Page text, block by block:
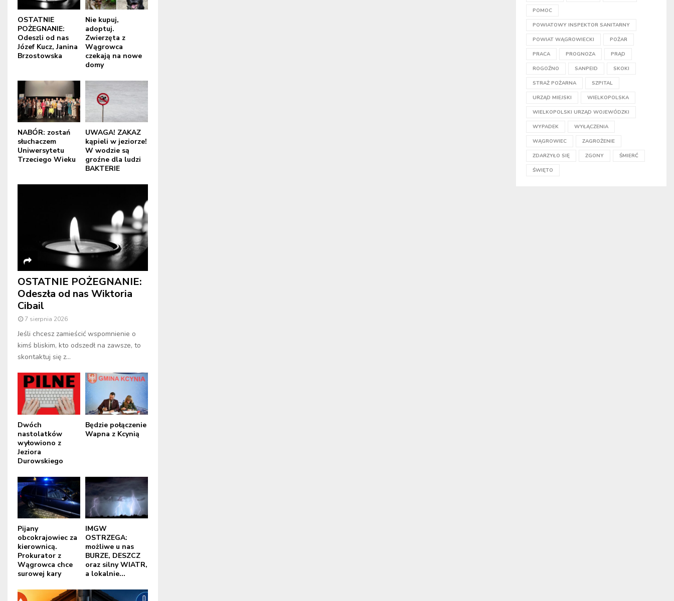
OSTATNIE
POŻEGNANIE:
Odeszli od nas
Józef Kucz, Janina
Brzostowska
Nie kupuj,
adoptuj.
Zwierzęta z
Wągrowca
czekają na nowe
domy
NABÓR: zostań
słuchaczem
Uniwersytetu
Trzeciego Wieku
UWAGA! ZAKAZ
kąpieli w jeziorze!
W wodzie są
groźne dla ludzi
BAKTERIE
OSTATNIE POŻEGNANIE:
Odeszła od nas Wiktoria
Cibail
7 sierpnia 2026
Jeśli chcesz zamieścić wspomnienie o
kimś bliskim, kto odszedł na zawsze, to
skontaktuj się z...
Dwóch
nastolatków
wyłowiono z
Jeziora
Durowskiego
Będzie połączenie
Wapna z Kcynią
Pijany
obcokrajowiec za
kierownicą.
Prokurator z
Wągrowca chce
surowej kary
IMGW
OSTRZEGA:
możliwe u nas
BURZE, DESZCZ
oraz silny WIATR,
a lokalnie...
POMOC
POWIATOWY INSPEKTOR SANITARNY
POWIAT WĄGROWIECKI POŻAR
PRACA PROGNOZA PRĄD
ROGOŹNO SANPEID SKOKI
STRAŻ POŻARNA SZPITAL
URZĄD MIEJSKI WIELKOPOLSKA
WIELKOPOLSKI URZĄD WOJEWÓDZKI
WYPADEK WYŁĄCZENIA
WĄGROWIEC ZAGROŻENIE
ZDARZYŁO SIĘ ZGONY ŚMIERĆ
ŚWIĘTO